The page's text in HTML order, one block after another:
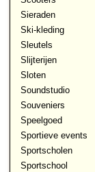
Sieraden
Ski-kleding
Sleutels
Slijterijen
Sloten
Soundstudio
Souveniers
Speelgoed
Sportieve events
Sportscholen
Sportschool